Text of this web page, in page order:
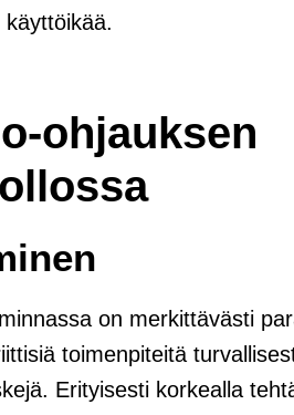
ohjauksen
on merkittävästi
toimenpiteitä
Erityisesti korkealla